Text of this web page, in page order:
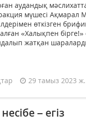
аудандық
мүшесі Ақмарал
өткізген
«Халықпен
жатқан
29 тамыз 2023 ж.
– егіз